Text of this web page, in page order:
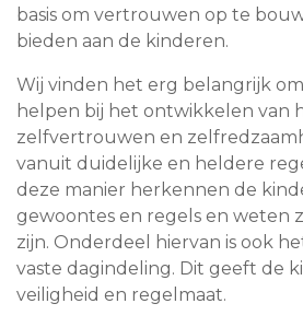
basis om vertrouwen op te
bieden aan de kinderen.
Wij vinden het erg belangrijk
helpen bij het ontwikkelen van
zelfvertrouwen en
vanuit duidelijke en heldere
deze manier herkennen de
gewoontes en regels en weten
zijn. Onderdeel hiervan is ook
vaste dagindeling. Dit geeft de
veiligheid en regelmaat.